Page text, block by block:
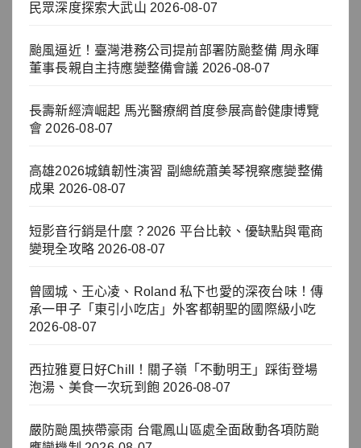
民眾深度探索大武山 2026-08-07
颱風逼近！臺灣港務公司提前部署防颱整備 周永暉
董事長親自主持應變整備會議 2026-08-07
長壽新經濟崛起 馬光醫療網首度參展高齡健康博覽
會 2026-08-07
高雄2026城鎮韌性演習 副總統蕭美琴視察應變整備
成果 2026-08-07
短影音行銷是什麼？2026 平台比較、優缺點與電商
變現全攻略 2026-08-07
曾國城、王心凌、Roland 私下也愛的深夜台味！傳
承一甲子「東引小吃店」外客都朝聖的國際級小吃
2026-08-07
西拉雅夏日好Chill！關子嶺「不動明王」踩街登場
泡湯、美食一次玩到飽 2026-08-07
嚴防颱風挾帶豪雨 台電鳳山區處全面啟動各項防颱